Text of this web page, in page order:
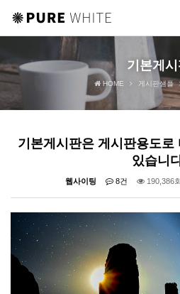
기본게
HOME 게시판샘플
기본게시판은 게시판용도로
있습니
웹사이팅 8건 190,386